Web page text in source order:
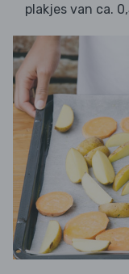
plakjes van ca.